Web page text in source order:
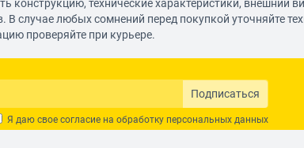
конструкцию, технические характеристики, внешний
В случае любых сомнений перед покупкой уточняйте
проверяйте при курьере.
Подписаться
Я даю свое согласие на обработку персональных данных